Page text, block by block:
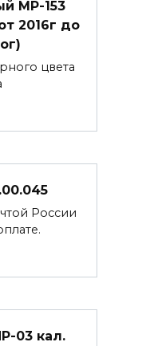
МР-153
2016г до
цвета
России
03 кал.